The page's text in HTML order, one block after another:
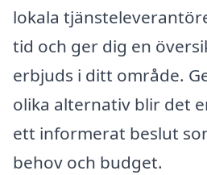
lokala
tid och ger dig en
erbjuds i ditt område.
olika alternativ blir det
ett informerat beslut
behov och budget.